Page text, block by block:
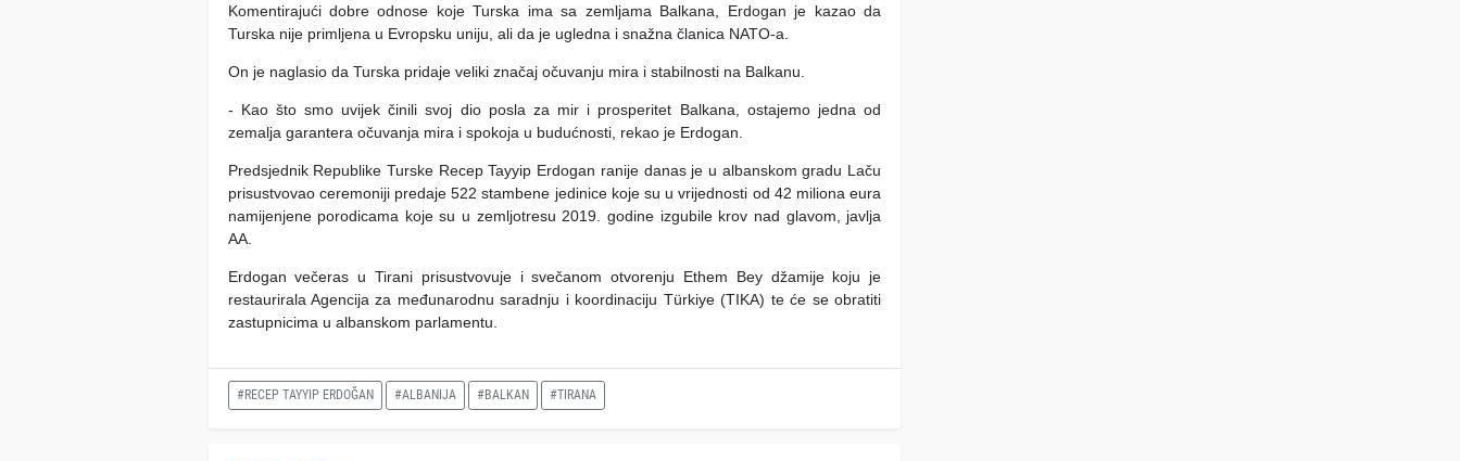
Komentirajući dobre odnose koje Turska ima sa zemljama Balkana, Erdogan je kazao da
Turska nije primljena u Evropsku uniju, ali da je ugledna i snažna članica NATO-a.
On je naglasio da Turska pridaje veliki značaj očuvanju mira i stabilnosti na Balkanu.
- Kao što smo uvijek činili svoj dio posla za mir i prosperitet Balkana, ostajemo jedna od
zemalja garantera očuvanja mira i spokoja u budućnosti, rekao je Erdogan.
Predsjednik Republike Turske Recep Tayyip Erdogan ranije danas je u albanskom gradu Laču
prisustvovao ceremoniji predaje 522 stambene jedinice koje su u vrijednosti od 42 miliona eura
namijenjene porodicama koje su u zemljotresu 2019. godine izgubile krov nad glavom, javlja
AA.
Erdogan večeras u Tirani prisustvovuje i svečanom otvorenju Ethem Bey džamije koju je
restaurirala Agencija za međunarodnu saradnju i koordinaciju Türkiye (TIKA) te će se obratiti
zastupnicima u albanskom parlamentu.
#RECEP TAYYIP ERDOĞAN #ALBANIJA #BALKAN #TIRANA